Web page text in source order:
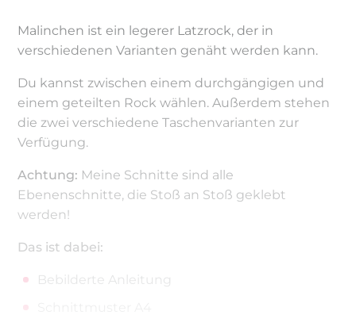
Malinchen ist ein legerer Latzrock, der in
verschiedenen Varianten genäht werden kann.
Du kannst zwischen einem durchgängigen und
einem geteilten Rock wählen. Außerdem stehen
die zwei verschiedene Taschenvarianten zur
Verfügung.
Achtung: Meine Schnitte sind alle
Ebenenschnitte, die Stoß an Stoß geklebt
werden!
Das ist dabei:
Bebilderte Anleitung